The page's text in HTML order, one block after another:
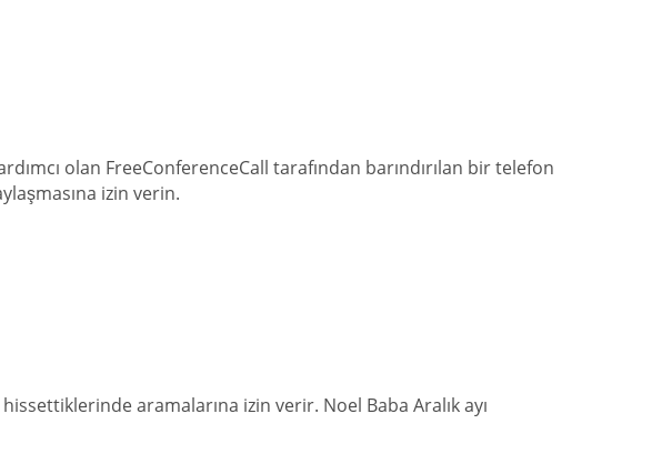
olan FreeConferenceCall tarafından barındırılan bir telefon
izin verin.
aramalarına izin verir. Noel Baba Aralık ayı